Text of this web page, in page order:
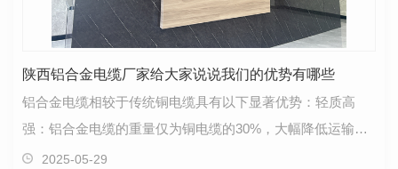
陕西铝合金电缆厂家给大家说说我们的优势有哪些
铝合金电缆相较于传统铜电缆具有以下显著优势：轻质高
强：铝合金电缆的重量仅为铜电缆的30%，大幅降低运输与
施工成本，尤其适用于复杂布线场景，提升工程效率。高…
2025-05-29